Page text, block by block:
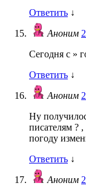
Ответить ↓
Аноним
Сегодня с »
Ответить ↓
Аноним
Ну
писателям ?
погоду
Ответить ↓
Аноним